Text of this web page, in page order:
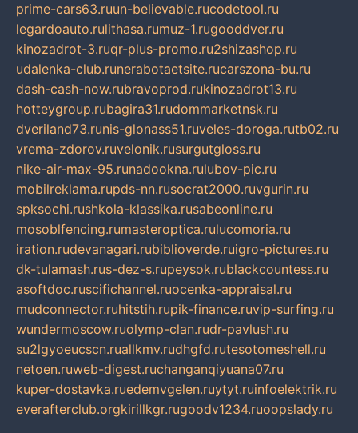
prime-cars63.ruun-believable.rucodetool.ru
legardoauto.rulithasa.rumuz-1.rugooddver.ru
kinozadrot-3.ruqr-plus-promo.ru2shizashop.ru
udalenka-club.runerabotaetsite.rucarszona-bu.ru
dash-cash-now.rubravoprod.rukinozadrot13.ru
hotteygroup.rubagira31.rudommarketnsk.ru
dveriland73.runis-glonass51.ruveles-doroga.rutb02.ru
vrema-zdorov.ruvelonik.rusurgutgloss.ru
nike-air-max-95.runadookna.rulubov-pic.ru
mobilreklama.rupds-nn.rusocrat2000.ruvgurin.ru
spksochi.rushkola-klassika.rusabeonline.ru
mosoblfencing.rumasteroptica.rulucomoria.ru
iration.rudevanagari.rubiblioverde.ruigro-pictures.ru
dk-tulamash.rus-dez-s.rupeysok.rublackcountess.ru
asoftdoc.ruscifichannel.ruocenka-appraisal.ru
mudconnector.ruhitstih.rupik-finance.ruvip-surfing.ru
wundermoscow.ruolymp-clan.rudr-pavlush.ru
su2lgyoeucscn.ruallkmv.rudhgfd.rutesotomeshell.ru
netoen.ruweb-digest.ruchanganqiyuana07.ru
kuper-dostavka.ruedemvgelen.ruytyt.ruinfoelektrik.ru
everafterclub.orgkirillkgr.rugoodv1234.ruoopslady.ru